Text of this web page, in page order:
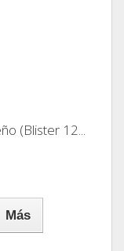
(Blister 12...
Más